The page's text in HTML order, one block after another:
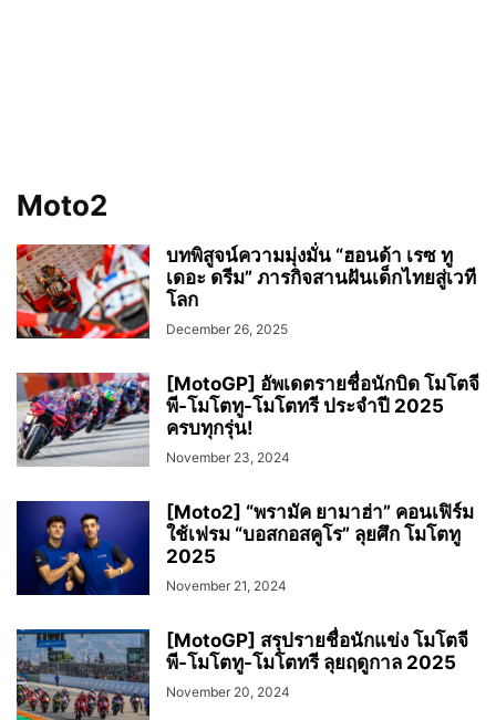
Moto2
บทพิสูจน์ความมุ่งมั่น “ฮอนด้า เรซ ทู
เดอะ ดรีม” ภารกิจสานฝันเด็กไทยสู่เวที
โลก
December 26, 2025
[MotoGP] อัพเดตรายชื่อนักบิด โมโตจี
พี-โมโตทู-โมโตทรี ประจำปี 2025
ครบทุกรุ่น!
November 23, 2024
[Moto2] “พรามัค ยามาฮ่า” คอนเฟิร์ม
ใช้เฟรม “บอสกอสคูโร” ลุยศึก โมโตทู
2025
November 21, 2024
[MotoGP] สรุปรายชื่อนักแข่ง โมโตจี
พี-โมโตทู-โมโตทรี ลุยฤดูกาล 2025
November 20, 2024